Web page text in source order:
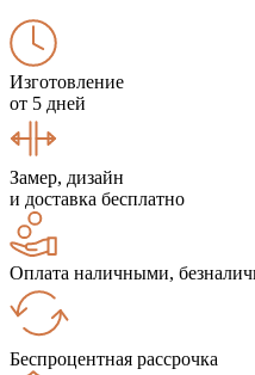
Изготовление
от 5 дней
Замер, дизайн
и доставка бесплатно
Оплата наличными,
Беспроцентная рассрочка